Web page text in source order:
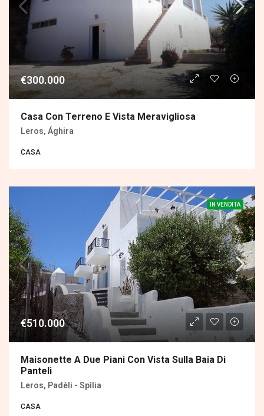
€300.000
Casa Con Terreno E Vista Meravigliosa
Leros, Ághira
CASA
IN VENDITA
€510.000
Maisonette A Due Piani Con Vista Sulla Baia Di
Panteli
Leros, Padèli - Spìlia
CASA